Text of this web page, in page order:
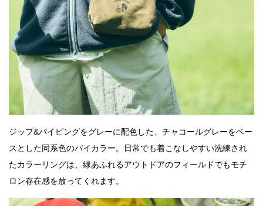
ジップ&パイピングをグレーに配色した、チャコールグレーをベー
スとした同系色のバイカラー。日常でも着こなしやすい洗練され
たカラーリングは、緑あふれるアウトドアのフィールドでもモチ
ロン存在感を放ってくれます。